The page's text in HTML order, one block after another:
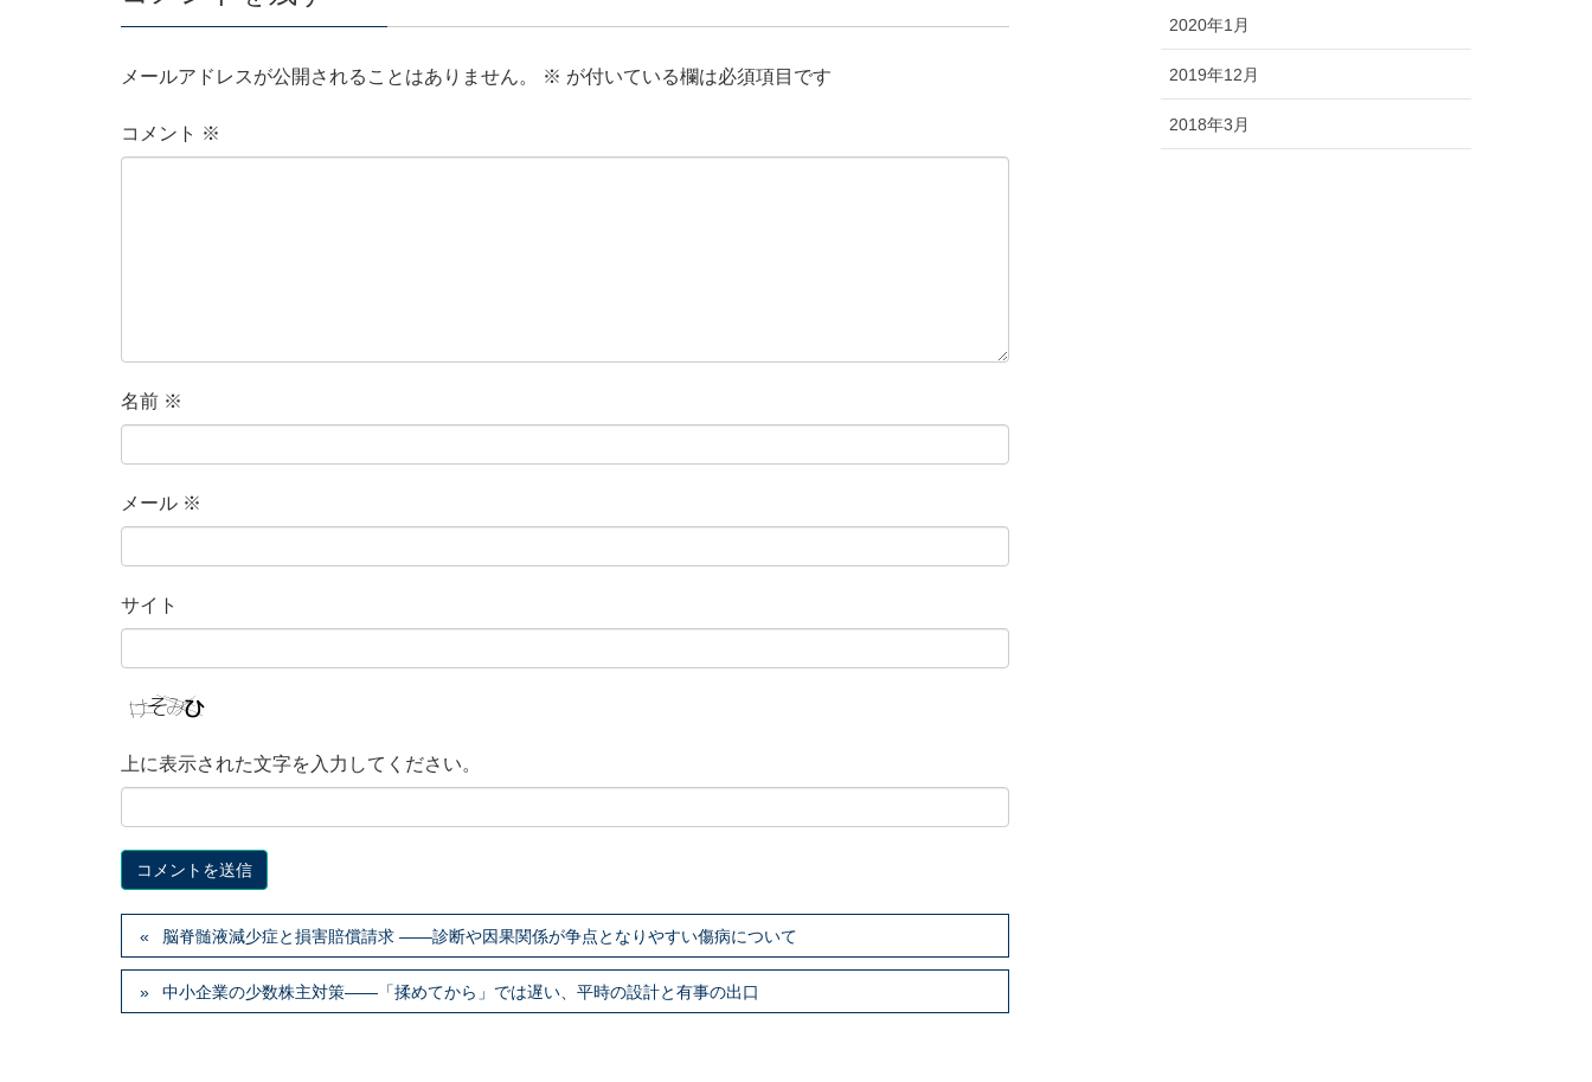
メールアドレスが公開されることはありません。 ※ が付いている欄は必須項目です
コメント ※
名前 ※
メール ※
サイト
上に表示された文字を入力してください。
脳脊髄液減少症と損害賠償請求 ――診断や因果関係が争点となりやすい傷病について
中小企業の少数株主対策――「揉めてから」では遅い、平時の設計と有事の出口
2020年1月
2019年12月
2018年3月